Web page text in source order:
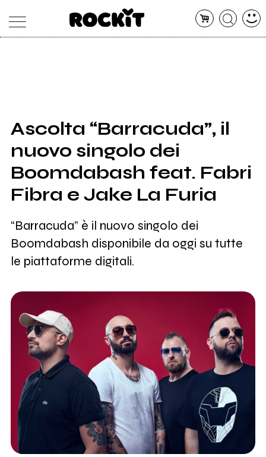
SHOP
RADIO
Ascolta “Barracuda”, il
nuovo singolo dei
Boomdabash feat. Fabri
Fibra e Jake La Furia
“Barracuda” è il nuovo singolo dei
Boomdabash disponibile da oggi su tutte
le piattaforme digitali.